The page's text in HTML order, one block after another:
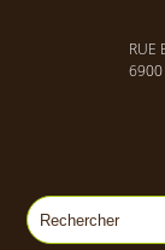
RUE
6900